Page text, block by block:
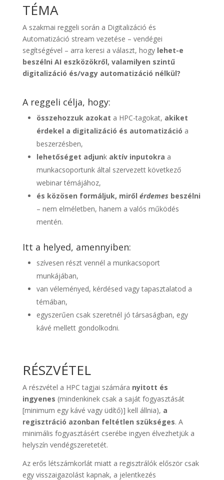
TÉMA
A szakmai reggeli során a Digitalizáció és
Automatizáció stream vezetése – vendégei
segítségével – arra keresi a választ, hogy lehet-e
beszélni AI eszközökről, valamilyen szintű
digitalizáció és/vagy automatizáció nélkül?
A reggeli célja, hogy:
összehozzuk azokat a HPC-tagokat, akiket
érdekel a digitalizáció és automatizáció a
beszerzésben,
lehetőséget adjunk aktív inputokra a
munkacsoportunk által szervezett következő
webinar témájához,
és közösen formáljuk, miről érdemes beszélni
– nem elméletben, hanem a valós működés
mentén.
Itt a helyed, amennyiben:
szívesen részt vennél a munkacsoport
munkájában,
van véleményed, kérdésed vagy tapasztalatod a
témában,
egyszerűen csak szeretnél jó társaságban, egy
kávé mellett gondolkodni.
RÉSZVÉTEL
A részvétel a HPC tagjai számára nyitott és
ingyenes (mindenkinek csak a saját fogyasztását
[minimum egy kávé vagy üdítő)] kell állnia), a
regisztráció azonban feltétlen szükséges. A
minimális fogyasztásért cserébe ingyen élvezhetjük a
helyszín vendégszeretetét.
Az erős létszámkorlát miatt a regisztrálók először csak
egy visszaigazolást kapnak, a jelentkezés